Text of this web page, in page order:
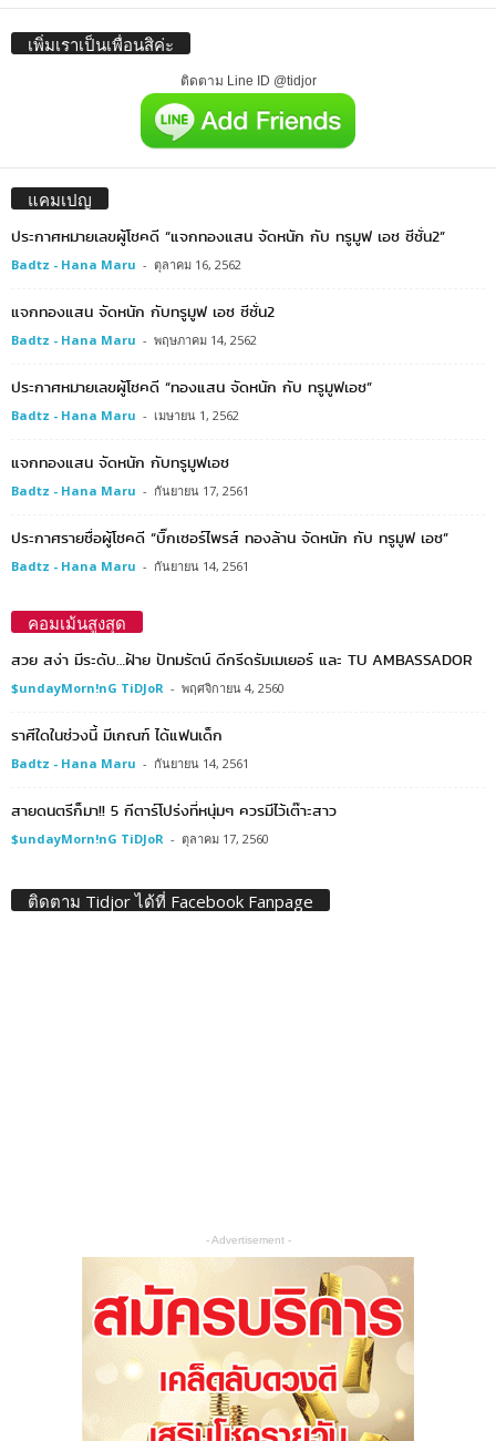
เพิ่มเราเป็นเพื่อนสิค่ะ
ติดตาม Line ID @tidjor
แคมเปญ
ประกาศหมายเลขผู้โชคดี “แจกทองแสน จัดหนัก กับ ทรูมูฟ เอช ซีซั่น2”
Badtz - Hana Maru - ตุลาคม 16, 2562
แจกทองแสน จัดหนัก กับทรูมูฟ เอช ซีซั่น2
Badtz - Hana Maru - พฤษภาคม 14, 2562
ประกาศหมายเลขผู้โชคดี “ทองแสน จัดหนัก กับ ทรูมูฟเอช”
Badtz - Hana Maru - เมษายน 1, 2562
แจกทองแสน จัดหนัก กับทรูมูฟเอช
Badtz - Hana Maru - กันยายน 17, 2561
ประกาศรายชื่อผู้โชคดี “บิ๊กเซอร์ไพรส์ ทองล้าน จัดหนัก กับ ทรูมูฟ เอช”
Badtz - Hana Maru - กันยายน 14, 2561
คอมเม้นสูงสุด
สวย สง่า มีระดับ…ฝ้าย ปัทมรัตน์ ดีกรีดรัมเมเยอร์ และ TU AMBASSADOR
$undayMorn!nG TiDJoR - พฤศจิกายน 4, 2560
ราศีใดในช่วงนี้ มีเกณฑ์ ได้แฟนเด็ก
Badtz - Hana Maru - กันยายน 14, 2561
สายดนตรีก็มา!! 5 กีตาร์โปร่งที่หนุ่มๆ ควรมีไว้เต๊าะสาว
$undayMorn!nG TiDJoR - ตุลาคม 17, 2560
ติดตาม Tidjor ได้ที่ Facebook Fanpage
- Advertisement -